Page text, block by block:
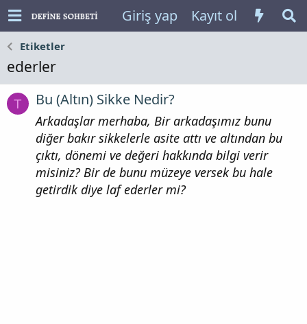
Giriş yap Kayıt ol
Etiketler
ederler
T Bu (Altın) Sikke Nedir?
Arkadaşlar merhaba, Bir arkadaşımız bunu
diğer bakır sikkelerle asite attı ve altından bu
çıktı, dönemi ve değeri hakkında bilgi verir
misiniz? Bir de bunu müzeye versek bu hale
getirdik diye laf ederler mi?